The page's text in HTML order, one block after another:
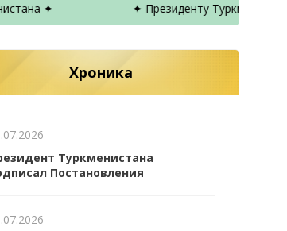
✦ ✦ Заседание
Хроника
Туркменистана
Постановления